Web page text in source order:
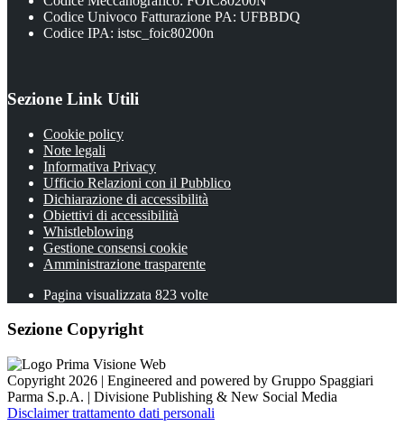
Codice Univoco Fatturazione PA: UFBBDQ
Codice IPA: istsc_foic80200n
Sezione Link Utili
Cookie policy
Note legali
Informativa Privacy
Ufficio Relazioni con il Pubblico
Dichiarazione di accessibilità
Obiettivi di accessibilità
Whistleblowing
Gestione consensi cookie
Amministrazione trasparente
Pagina visualizzata 823 volte
Sezione Copyright
Copyright 2026 | Engineered and powered by Gruppo Spaggiari
Parma S.p.A. | Divisione Publishing & New Social Media
Disclaimer trattamento dati personali